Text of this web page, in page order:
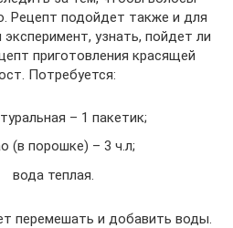
Рецепт подойдет также и для
узнать, пойдет ли
приготовления красящей
Потребуется:
– 1 пакетик;
(в порошке) – 3 ч.л;
вода теплая.
перемешать и добавить воды.